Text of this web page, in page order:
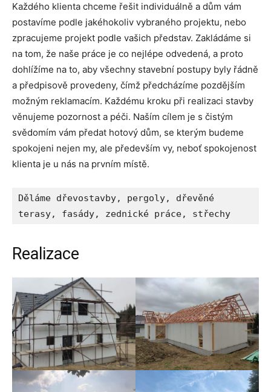
Každého klienta chceme řešit individuálně a dům vám
postavíme podle jakéhokoliv vybraného projektu, nebo
zpracujeme projekt podle vašich představ. Zakládáme si
na tom, že naše práce je co nejlépe odvedená, a proto
dohlížíme na to, aby všechny stavební postupy byly řádně
a předpisově provedeny, čímž předcházíme pozdějším
možným reklamacím. Každému kroku při realizaci stavby
věnujeme pozornost a péči. Naším cílem je s čistým
svědomím vám předat hotový dům, se kterým budeme
spokojeni nejen my, ale především vy, neboť spokojenost
klienta je u nás na prvním místě.
Děláme dřevostavby, pergoly, dřevěné
terasy, fasády, zednické práce, střechy
Realizace